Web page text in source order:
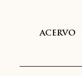
ACERVO